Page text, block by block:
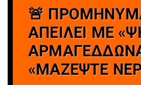
🚨
ΑΠΕΙΛΕΙ ΜΕ
«ΜΑΖΕΨΤΕ